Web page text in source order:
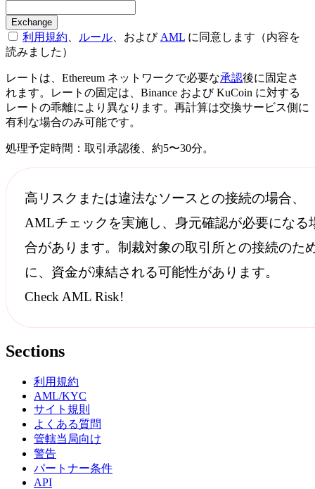
利用規約 ルール 、および AML に同意します（内容を
読みました）
レートは、Ethereum ネットワークで必要な承認後に固定さ
れます。レートの固定は、Binance および KuCoin に対する
レートの乖離により異なります。再計算は交換サービス側に
有利な場合のみ可能です。
処理予定時間：取引承認後、約5〜30分。
高リスクまたは違法なソースとの接続の場合、
AMLチェック を実施し、身元確認が必要になる
合があります。 制裁対象の取引所との接続のた
に、資金が凍結される可能性があります。
Check AML Risk!
Sections
利用規約
AML/KYC
サイト規則
よくある質問
管轄当局向け
警告
パートナー条件
API